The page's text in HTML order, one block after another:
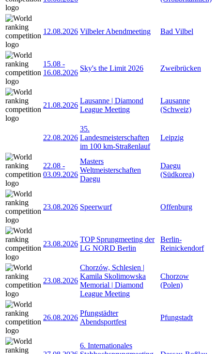
12.08.2026 Vilbeler Abendmeeting Bad Vilbel
15.08 -
16.08.2026
Sky's the Limit 2026 Zweibrücken
21.08.2026
Lausanne | Diamond
League Meeting
Lausanne
(Schweiz)
22.08.2026
35.
Landesmeisterschaften
im 100 km-Straßenlauf
Leipzig
22.08 -
03.09.2026
Masters
Weltmeisterschaften
Daegu
Daegu
(Südkorea)
23.08.2026 Speerwurf Offenburg
23.08.2026
TOP Sprungmeeting der
LG NORD Berlin
Berlin-
Reinickendorf
23.08.2026
Chorzów, Schlesien |
Kamila Skolimowska
Memorial | Diamond
League Meeting
Chorzow
(Polen)
26.08.2026
Pfungstädter
Abendsportfest
Pfungstadt
6. Internationales